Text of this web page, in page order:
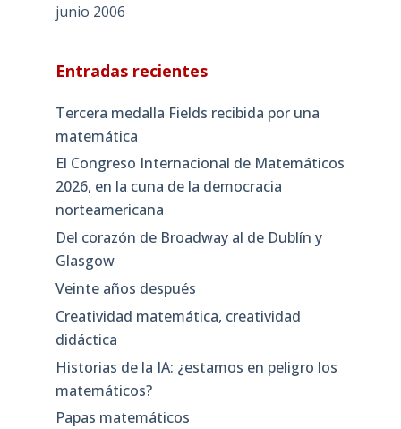
junio 2006
Entradas recientes
Tercera medalla Fields recibida por una
matemática
El Congreso Internacional de Matemáticos
2026, en la cuna de la democracia
norteamericana
Del corazón de Broadway al de Dublín y
Glasgow
Veinte años después
Creatividad matemática, creatividad
didáctica
Historias de la IA: ¿estamos en peligro los
matemáticos?
Papas matemáticos